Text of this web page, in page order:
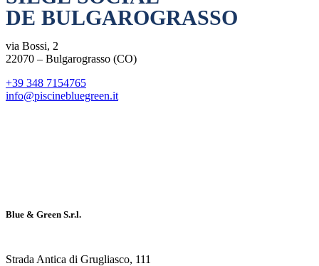
DE BULGAROGRASSO
via Bossi, 2
22070 – Bulgarograsso (CO)
+39 348 7154765
info@piscinebluegreen.it
Blue & Green S.r.l.
Strada Antica di Grugliasco, 111